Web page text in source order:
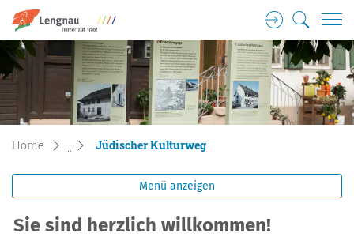
zur Startseite
Direkt zur Hauptnavigation
Direkt zum Inhalt
Direkt zur Suche
Direkt zum Stichwortverzeichnis
Lengnau Gemeinde Wappen
LoginSuche
Home Jüdischer Kulturweg(ausgewählt)
Menü anzeigen
Sie sind herzlich willkommen!